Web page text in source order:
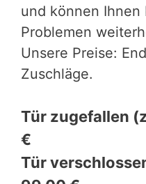
und können
Problemen
Unsere Preise:
Zuschläge.
Tür zugefallen
€
Tür